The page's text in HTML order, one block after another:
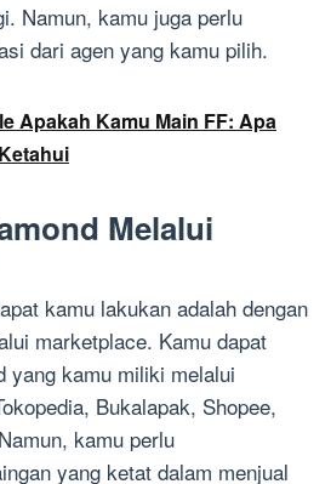
Namun, kamu juga perlu
dari agen yang kamu pilih.
Apakah Kamu Main FF: Apa
Melalui
kamu lakukan adalah dengan
marketplace. Kamu dapat
yang kamu miliki melalui
Bukalapak, Shopee,
kamu perlu
yang ketat dalam menjual